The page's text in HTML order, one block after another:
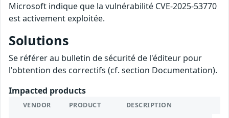
Microsoft indique que la vulnérabilité CVE-2025-53770
est activement exploitée.
Solutions
Se référer au bulletin de sécurité de l'éditeur pour
l'obtention des correctifs (cf. section Documentation).
Impacted products
VENDOR PRODUCT DESCRIPTION